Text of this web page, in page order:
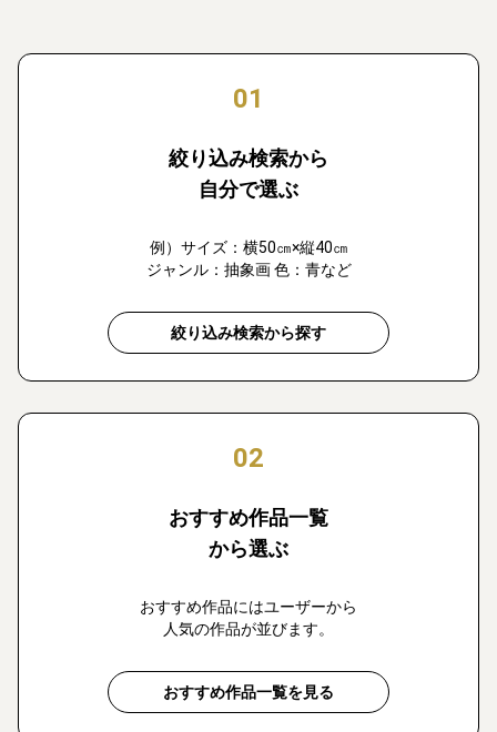
01
絞り込み検索から
自分で選ぶ
例）サイズ：横50㎝×縦40㎝
ジャンル：抽象画 色：青など
絞り込み検索から探す
02
おすすめ作品一覧
から選ぶ
おすすめ作品にはユーザーから
人気の作品が並びます。
おすすめ作品一覧を見る